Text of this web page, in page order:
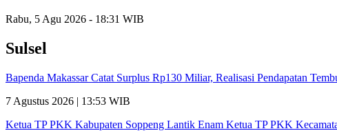
Rabu, 5 Agu 2026 - 18:31 WIB
Sulsel
Bapenda Makassar Catat Surplus Rp130 Miliar, Realisasi Pendapatan
7 Agustus 2026 | 13:53 WIB
Ketua TP PKK Kabupaten Soppeng Lantik Enam Ketua TP PKK